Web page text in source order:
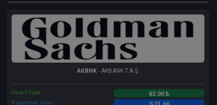
AKBNK - AKBANK T.A.Ş.
Hedef Fiyat 82.00 ₺
Potansiyel Getiri